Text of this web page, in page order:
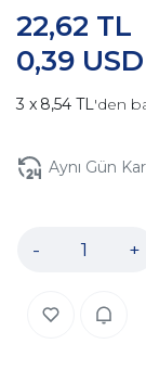
0,39
22,62 TL
8,54 TL'den
Aynı Gün
- +